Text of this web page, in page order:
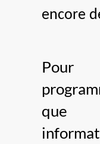
encore
Pour
que